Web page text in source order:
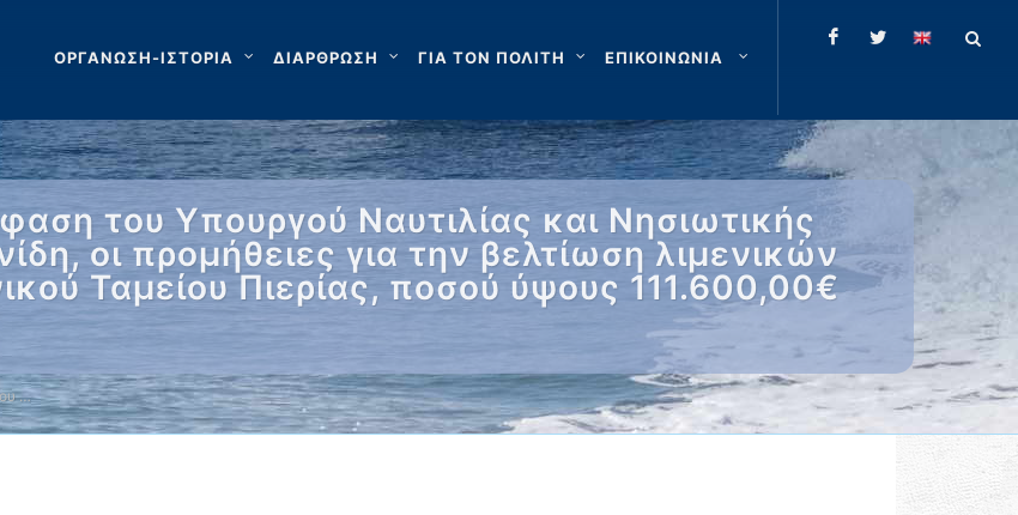
ΟΡΓΑΝΩΣΗ-ΙΣΤΟΡΙΑ ΔΙΑΡΘΡΩΣΗ ΓΙΑ ΤΟΝ ΠΟΛΙΤΗ ΕΠΙΚΟΙΝΩΝΙΑ
του Υπουργού Ναυτιλίας και Νησιωτικής
οι προμήθειες για την βελτίωση λιμενικών
Ταμείου Πιερίας, ποσού ύψους 111.600,00€
…